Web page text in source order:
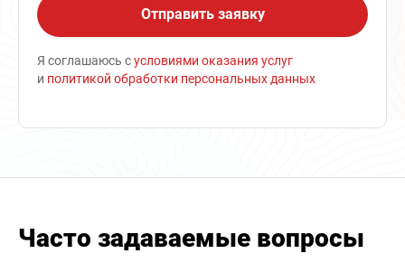
Я соглашаюсь сусловиями оказания услуг
и политикой обработки персональных данных
Часто задаваемые вопросы